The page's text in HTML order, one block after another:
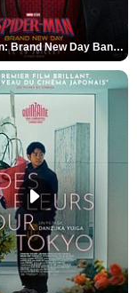
Spider-Man: Brand New Day Bande-annonce VO STFR